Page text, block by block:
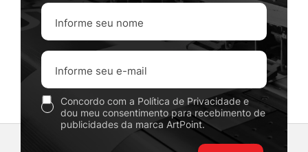
Concordo com a Política de Privacidade e
dou meu consentimento para recebimento de
publicidades da marca ArtPoint.